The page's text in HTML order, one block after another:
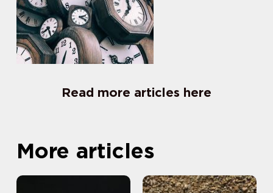
Read more articles here
More articles